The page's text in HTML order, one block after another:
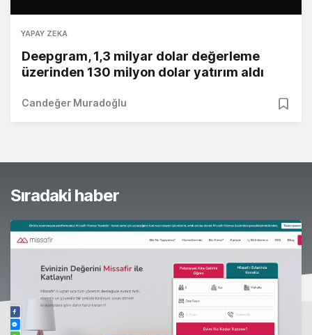
YAPAY ZEKA
Deepgram, 1,3 milyar dolar değerleme
üzerinden 130 milyon dolar yatırım aldı
Candeğer Muradoğlu
Sıradaki haber